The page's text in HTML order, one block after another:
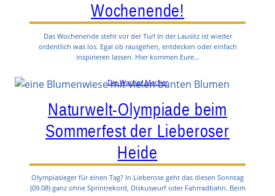
Wochenende!
Das Wochenende steht vor der Tür! In der Lausitz ist wieder
ordentlich was los. Egal ob rausgehen, entdecken oder einfach
inspirieren lassen. Hier kommen Eure…
Die Wacher Macher
Naturwelt-Olympiade beim
Sommerfest der Lieberoser
Heide
Olympiasieger für einen Tag? In Lieberose geht das diesen Sonntag
(09.08) ganz ohne Sprintrekord, Diskuswurf oder Fahrradbahn. Beim